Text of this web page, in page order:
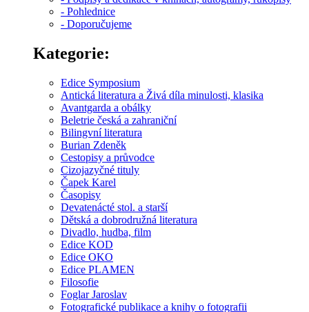
- Pohlednice
- Doporučujeme
Kategorie:
Edice Symposium
Antická literatura a Živá díla minulosti, klasika
Avantgarda a obálky
Beletrie česká a zahraniční
Bilingvní literatura
Burian Zdeněk
Cestopisy a průvodce
Cizojazyčné tituly
Čapek Karel
Časopisy
Devatenácté stol. a starší
Dětská a dobrodružná literatura
Divadlo, hudba, film
Edice KOD
Edice OKO
Edice PLAMEN
Filosofie
Foglar Jaroslav
Fotografické publikace a knihy o fotografii